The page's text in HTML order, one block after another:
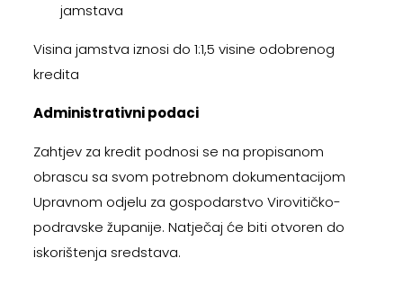
jamstava
Visina jamstva iznosi do 1:1,5 visine odobrenog
kredita
Administrativni podaci
Zahtjev za kredit podnosi se na propisanom
obrascu sa svom potrebnom dokumentacijom
Upravnom odjelu za gospodarstvo Virovitičko-
podravske županije. Natječaj će biti otvoren do
iskorištenja sredstava.